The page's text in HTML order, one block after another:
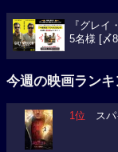
『グレイ
5名様 [〆
今週の映画ランキ
1位 スパ